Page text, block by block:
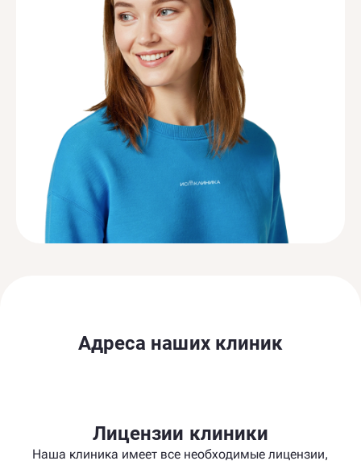
Адреса наших клиник
Лицензии клиники
Наша клиника имеет все необходимые лицензии,